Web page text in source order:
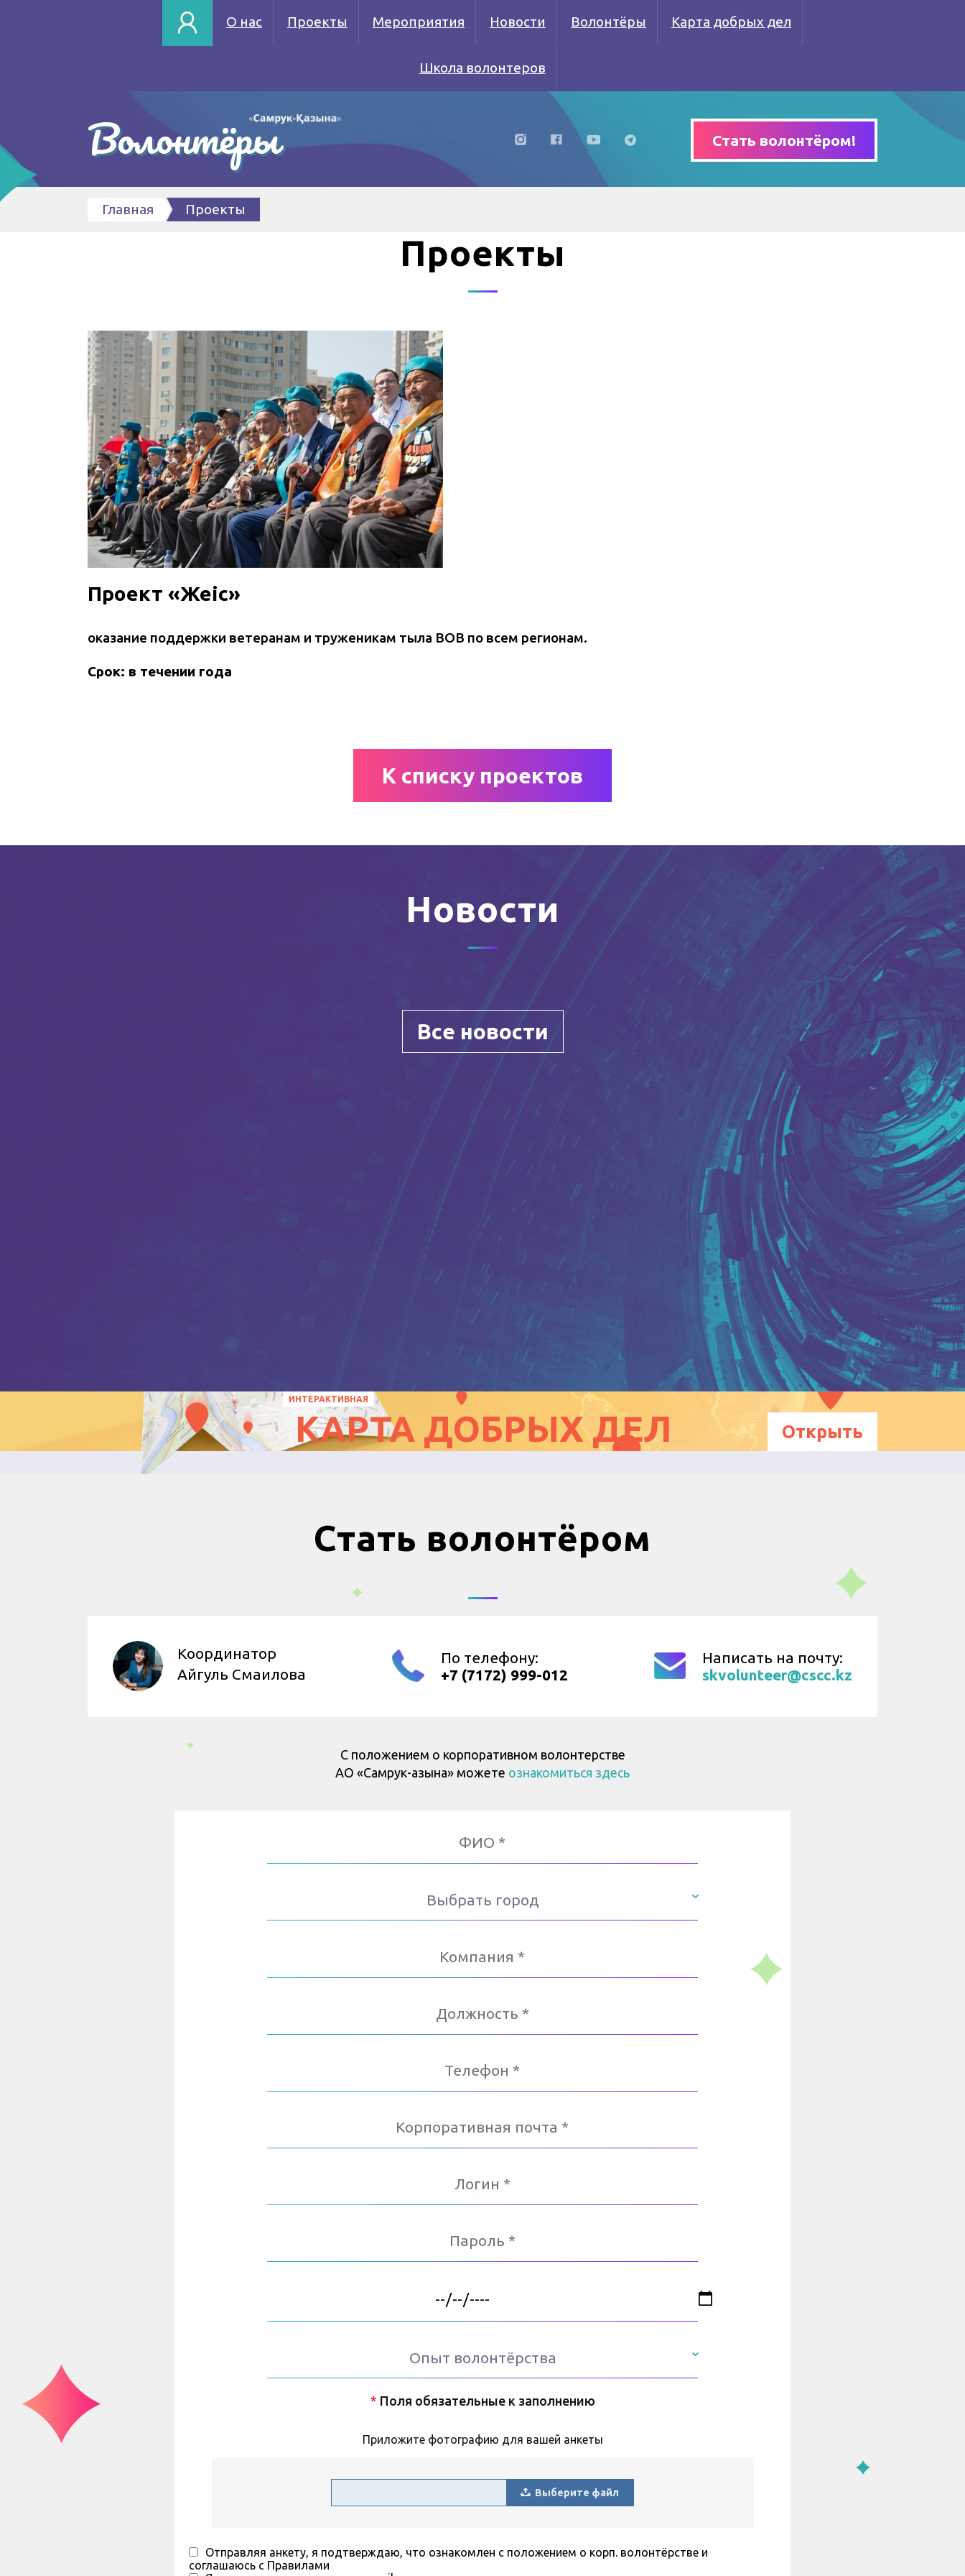
О нас Проекты Мероприятия Новости Волонтёры Карта добрых дел
Школа волонтеров
Волонтёры Стать волонтёром!
Главная Проекты
Проекты
Проект «Жеңіс»
оказание поддержки ветеранам и труженикам тыла ВОВ по всем регионам.
Срок: в течении года
К списку проектов
Новости
Все новости
ИНТЕРАКТИВНАЯ
КАРТА ДОБРЫХ ДЕЛ Открыть
Стать волонтёром
Координатор
Айгуль Смаилова
По телефону:
+7 (7172) 999-012
Написать на почту:
skvolunteer@cscc.kz
С положением о корпоративном волонтерстве
АО «Самрук-Қазына» можете ознакомиться здесь
Выбрать город
Опыт волонтёрства
* Поля обязательные к заполнению
Приложите фотографию для вашей анкеты
Выберите файл
Отправляя анкету, я подтверждаю, что ознакомлен с положением о корп. волонтёрстве и
соглашаюсь с Правилами